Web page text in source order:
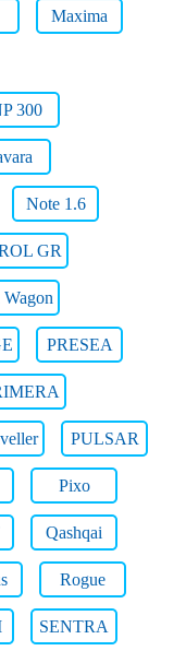
Maxima
300
Note 1.6
GR
PRESEA
PULSAR
Pixo
Qashqai
Rogue
SENTRA